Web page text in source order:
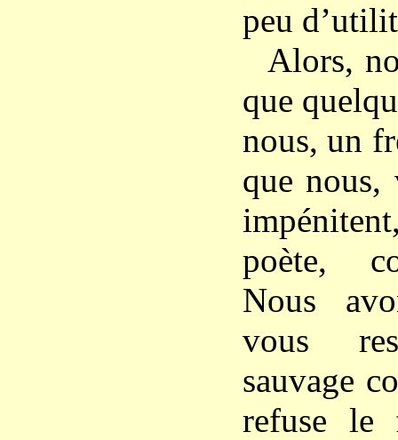
peu
Alors,
que
nous, un
que
poète,
Nous
vous
sauvage
refuse le